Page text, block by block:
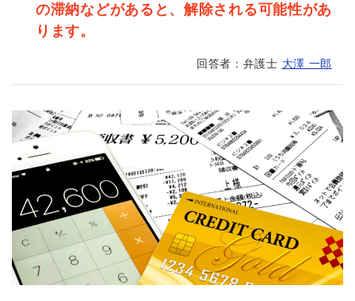
の滞納などがあると、解除される可能性があ
ります。
回答者：弁護士 大澤 一郎